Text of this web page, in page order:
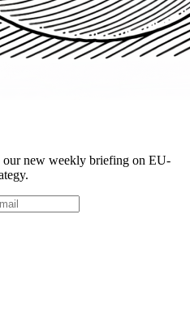
our new weekly briefing on EU-